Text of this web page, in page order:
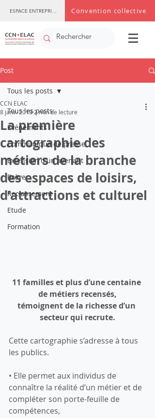
Convention collective
Post
Tous les posts
Evénements
Communiqué de presse
Extension d'un avenant
Brève
Reclassement
Etude
Formation
Tous les posts
La première
cartographie des
métiers de la branche
des espaces de loisirs,
d’attractions et culturel
CCN ELAC
8 janv. 2019 2 min de lecture
11 familles et plus d’une centaine
de métiers recensés,
témoignent de la richesse d’un
secteur qui recrute.
Cette cartographie s’adresse à tous
les publics.
• Elle permet aux individus de
connaître la réalité d’un métier et de
compléter son porte-feuille de
compétences,